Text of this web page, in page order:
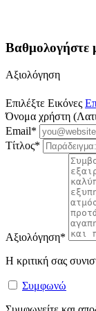
Βαθμολογήστε
Αξιολόγηση
Επιλέξτε Εικόνες
Όνομα χρήστη
Email*
Τίτλος*
Αξιολόγηση*
Η κριτική σας
Συμφωνώ